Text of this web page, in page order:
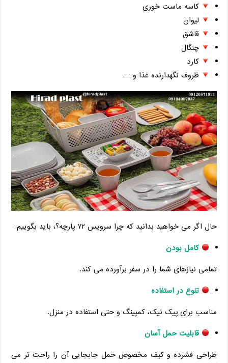
کاسه ماست خوری
لیوان
قاشق
چنگال
کارد
ظروف نگهدارنده غذا و …
حال اگر می خواهید بدانید که چرا سرویس ۷۲ پارچه؟، باید بگوییم:
کامل بودن
تمامی نیازهای شما را در سفر برآورده می کند.
تنوع در استفاده
مناسب برای پیک نیک، کمپینگ و حتی استفاده در منزل.
قابلیت حمل آسان
طراحی فشرده و کیف مخصوص حمل جابجایی آن را راحت تر می